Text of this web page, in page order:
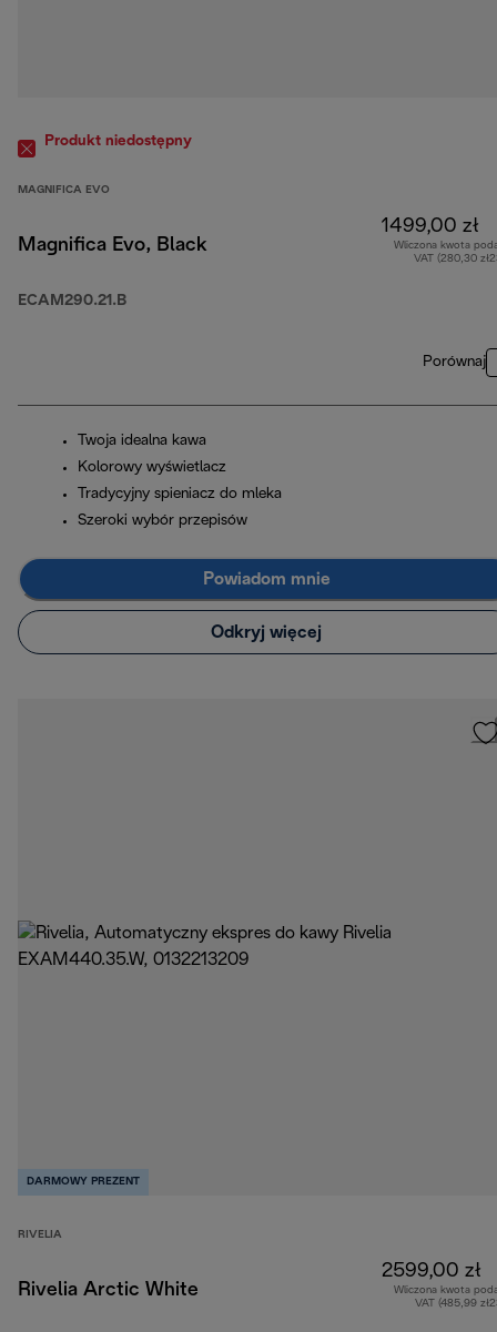
Produkt niedostępny
MAGNIFICA EVO
Magnifica Evo, Black
ECAM290.21.B
1499,00 zł
Wliczona kwota
VAT (280,30
Porównaj
Twoja idealna kawa
Kolorowy wyświetlacz
Tradycyjny spieniacz do mleka
Szeroki wybór przepisów
Powiadom mnie
Odkryj więcej
DARMOWY PREZENT
RIVELIA
Rivelia Arctic White
2599,00 zł
Wliczona kwota
VAT (485,99